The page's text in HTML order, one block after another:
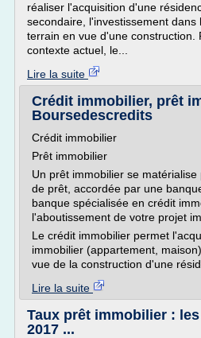
réaliser l'acquisition d'une
secondaire, l'investissement
terrain en vue d'une construction.
contexte actuel, le...
Lire la suite
Crédit immobilier, prêt
Boursedescredits
Crédit immobilier
Prêt immobilier
Un prêt immobilier se
de prêt, accordée par une
banque spécialisée en crédit
l'aboutissement de votre projet
Le crédit immobilier permet
immobilier (appartement,
vue de la construction d'une
Lire la suite
Taux prêt immobilier :
2017 ...